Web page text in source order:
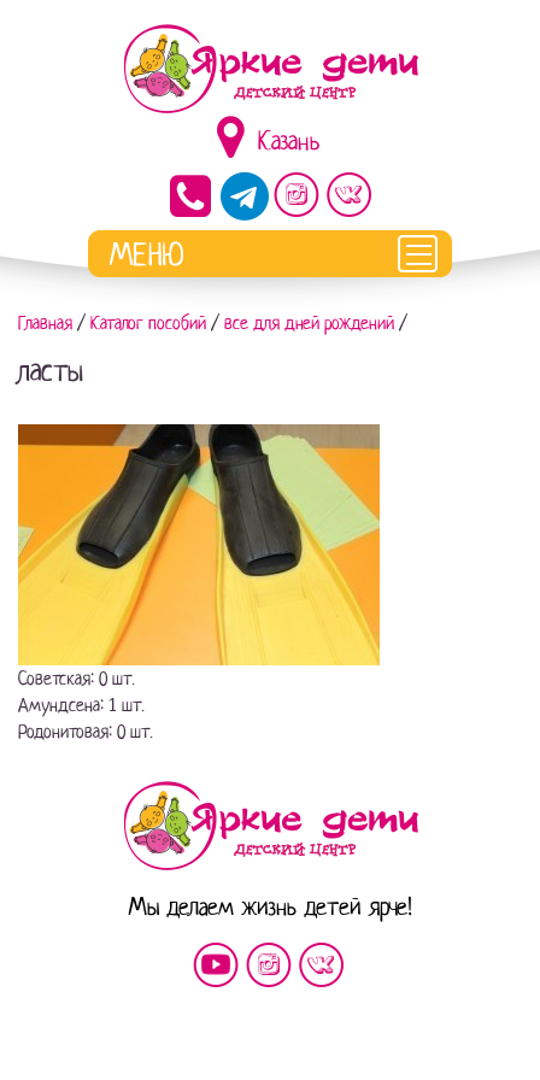
Казань
Главная / Каталог пособий / все для дней рождений /
ласты
Советская: 0 шт.
Амундсена: 1 шт.
Родонитовая: 0 шт.
Мы делаем жизнь детей ярче!